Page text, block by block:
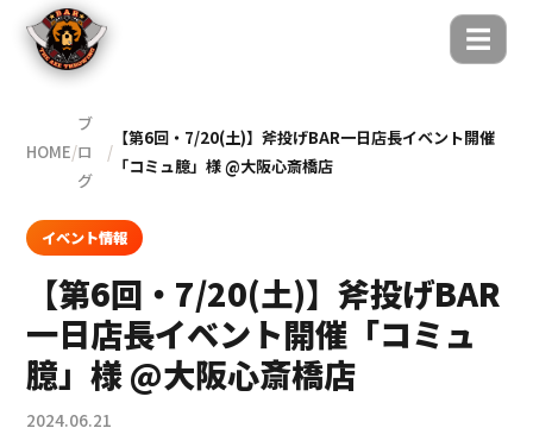
☰
HOME/
ブ
ロ
グ
/
【第6回・7/20(土)】斧投げBAR一日店長イベント開催
「コミュ臆」様 @大阪心斎橋店
イベント情報
【第6回・7/20(土)】斧投げBAR
一日店長イベント開催「コミュ
臆」様 @大阪心斎橋店
2024.06.21